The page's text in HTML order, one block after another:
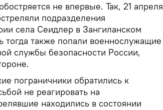
не впервые. Так, 21 апреля
подразделения
села Сеидлер в Зангиланском
также попали военнослужащие
службы безопасности России,
пограничники обратились к
не реагировать на
находились в состоянии